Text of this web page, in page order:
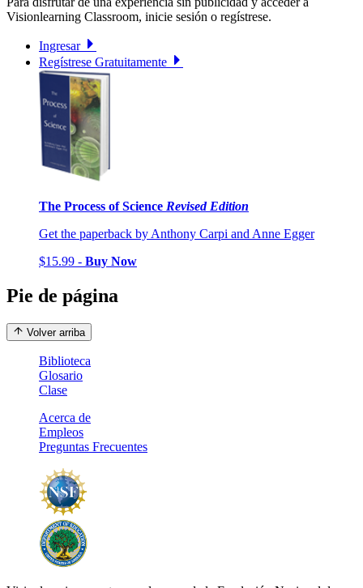
Visionlearning Classroom, inicie sesión o regístrese.
Ingresar
Regístrese Gratuitamente
The Process of Science Revised Edition
Get the paperback by Anthony Carpi and Anne Egger
$15.99 - Buy Now
Pie de página
Volver arriba
Biblioteca
Glosario
Clase
Acerca de
Empleos
Preguntas Frecuentes